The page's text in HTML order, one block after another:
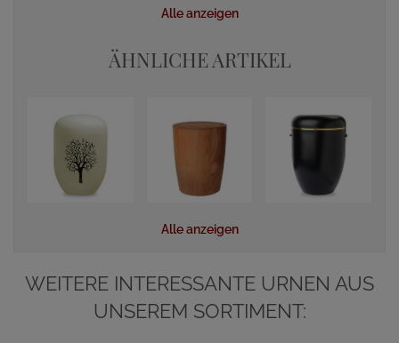
Alle anzeigen
ÄHNLICHE ARTIKEL
Alle anzeigen
WEITERE INTERESSANTE URNEN AUS
UNSEREM SORTIMENT: